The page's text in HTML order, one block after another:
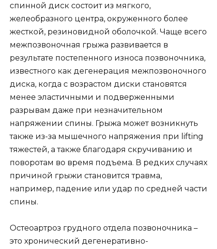
спинной диск состоит из мягкого,
желеобразного центра, окруженного более
жесткой, резиновидной оболочкой. Чаще всего
межпозвоночная грыжа развивается в
результате постепенного износа позвоночника,
известного как дегенерация межпозвоночного
диска, когда с возрастом диски становятся
менее эластичными и подверженными
разрывам даже при незначительном
напряжении спины. Грыжа может возникнуть
также из-за мышечного напряжения при lifting
тяжестей, а также благодаря скручиванию и
поворотам во время подъема. В редких случаях
причиной грыжи становится травма,
например, падение или удар по средней части
спины.
Остеоартроз грудного отдела позвоночника –
это хронический дегенеративно-